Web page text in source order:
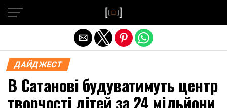
ДАЙДЖЕСТ
В Сатанові будуватимуть центр
творчості дітей за 24 мільйони
Exit mobile version